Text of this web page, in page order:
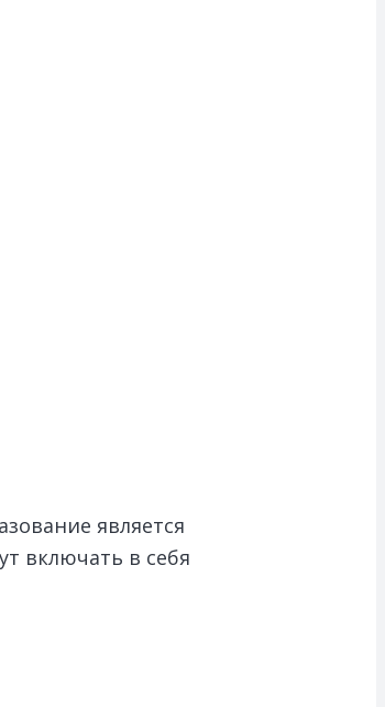
является
включать в себя